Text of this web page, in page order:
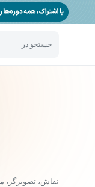
جستجو در
نقاش، تصویرگر،